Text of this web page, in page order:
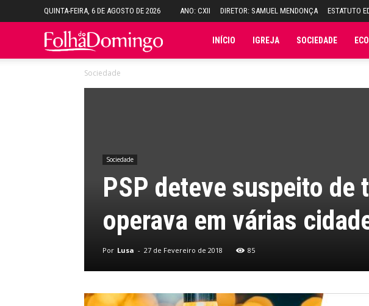
QUINTA-FEIRA, 6 DE AGOSTO DE 2026 ANO: CXII DIRETOR: SAMUEL MENDONÇA ESTATUTO
Folha INÍCIO IGREJA SOCIEDADE
Sociedade
Sociedade
PSP deteve suspeito de
operava em várias
Por Lusa - 27 de Fevereiro de 2018 85